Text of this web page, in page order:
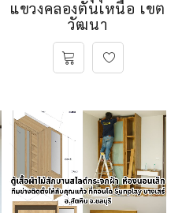
แขวงคลองตันเหนือ เขต
วัฒนา